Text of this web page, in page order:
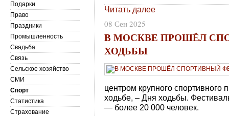
Читать далее
08 Сен 2025
В МОСКВЕ ПРОШЁЛ
ХОДЬБЫ
центром крупного спортивного
ходьбе, – Дня ходьбы.
— более 20 000 человек.
Подарки
Право
Праздники
Промышленность
Свадьба
Связь
Сельское хозяйство
СМИ
Спорт
Статистика
Страхование